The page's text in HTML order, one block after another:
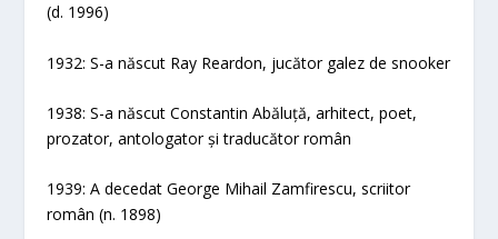
(d. 1996)
1932: S-a născut Ray Reardon, jucător galez de snooker
1938: S-a născut Constantin Abăluță, arhitect, poet,
prozator, antologator și traducător român
1939: A decedat George Mihail Zamfirescu, scriitor
român (n. 1898)